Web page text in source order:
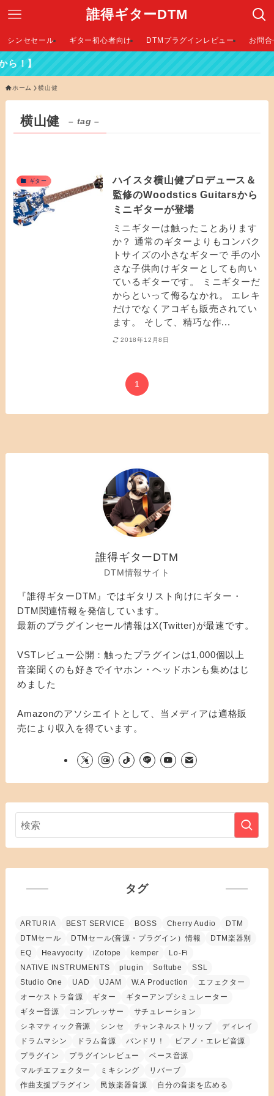
誰得ギターDTM
シンセセール ギター初心者向け DTMプラグインレビュー お問
！】
ホーム 横山健
横山健 – tag –
ギター
ハイスタ横山健プロデュース＆
監修のWoodstics Guitarsから
ミニギターが登場
ミニギターは触ったことあります
か？ 通常のギターよりもコンパク
トサイズの小さなギターで 手の小
さな子供向けギターとしても向い
ているギターです。 ミニギターだ
からといって侮るなかれ。 エレキ
だけでなくアコギも販売されてい
ます。 そして、精巧な作...
2018年12月8日
1
誰得ギターDTM
DTM情報サイト
『誰得ギターDTM』ではギタリスト向けにギター・
DTM関連情報を発信しています。
最新のプラグインセール情報はX(Twitter)が最速です。
VSTレビュー公開：触ったプラグインは1,000個以上
音楽聞くのも好きでイヤホン・ヘッドホンも集めはじ
めました
Amazonのアソシエイトとして、当メディアは適格販
売により収入を得ています。
タグ
ARTURIA BEST SERVICE BOSS Cherry Audio
DTM
DTMセール
DTMセール(音源・プラグイン）情報
DTM楽器別
EQ
Heavyocity iZotope kemper
Lo-Fi
NATIVE INSTRUMENTS
plugin Softube
SSL
Studio One
UAD UJAM W.A Production
エフェクター
オーケストラ音源
ギター
ギターアンプシミュレーター
ギター音源
コンプレッサー
サチュレーション
シネマティック音源
シンセ チャンネルストリップ
ディレイ
ドラムマシン
ドラム音源 バンドリ！
ピアノ・エレピ音源
プラグイン
プラグインレビュー
ベース音源
マルチエフェクター
ミキシング
リバーブ
作曲支援プラグイン
民族楽器音源 自分の音楽を広める